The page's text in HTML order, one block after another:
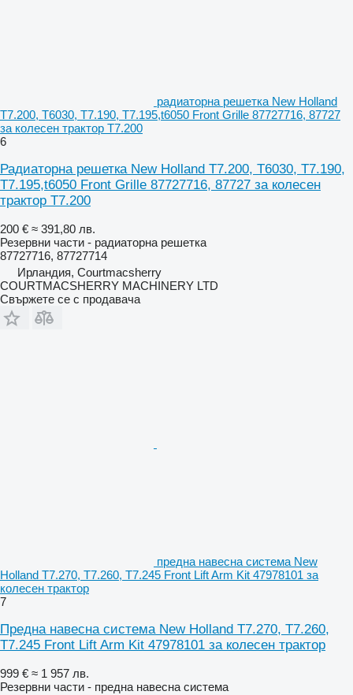
радиаторна решетка New Holland
T7.200, T6030, T7.190, T7.195,t6050 Front Grille 87727716, 87727
за колесен трактор T7.200
6
Радиаторна решетка New Holland T7.200, T6030, T7.190,
T7.195,t6050 Front Grille 87727716, 87727 за колесен
трактор T7.200
200 € ≈ 391,80 лв.
Резервни части - радиаторна решетка
87727716, 87727714
Ирландия, Courtmacsherry
COURTMACSHERRY MACHINERY LTD
Свържете се с продавача
предна навесна система New
Holland T7.270, T7.260, T7.245 Front Lift Arm Kit 47978101 за
колесен трактор
7
Предна навесна система New Holland T7.270, T7.260,
T7.245 Front Lift Arm Kit 47978101 за колесен трактор
999 € ≈ 1 957 лв.
Резервни части - предна навесна система